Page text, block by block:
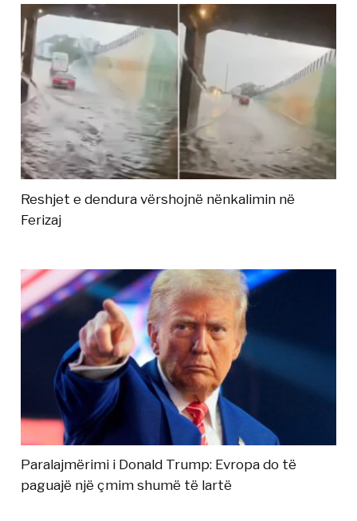
Reshjet e dendura vërshojnë nënkalimin në
Ferizaj
Paralajmërimi i Donald Trump: Evropa do të
paguajë një çmim shumë të lartë